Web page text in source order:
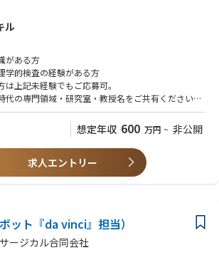
以外にも、アカデミアを含めて医学、歯学関係の学
などにおける病理組織学的評価（鏡検）も行いま
ル
がある方
学的検査の経験がある方
上記未経験でもご応募可。
代の専門領域・研究室・教授名をご共有ください
知識のある方
想定年収 600 万円 ~ 非公開
求人エントリー
ット『da vinci』担当）
ージカル合同会社